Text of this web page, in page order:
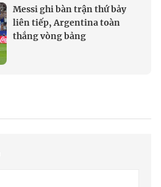
Messi ghi bàn trận thứ bảy
liên tiếp, Argentina toàn
thắng vòng bảng